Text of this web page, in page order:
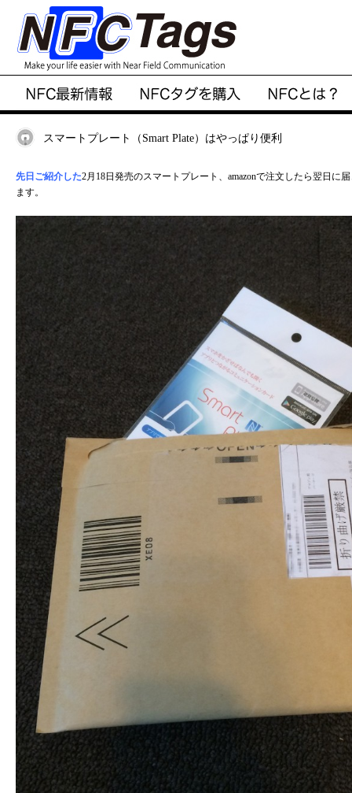
スマートプレート（Smart Plate）はやっぱり便利
先日ご紹介した2月18日発売のスマートプレート、amazonで注文したら翌日に
ます。